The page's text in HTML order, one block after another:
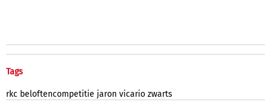
Tags
rkc beloftencompetitie jaron vicario zwarts